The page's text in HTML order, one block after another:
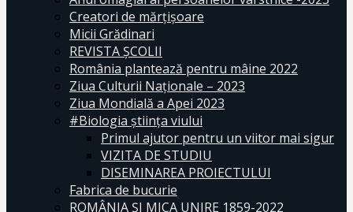
Creatori de mărțișoare
Micii Grădinari
REVISTA ŞCOLII
România plantează pentru mâine 2022
Ziua Culturii Naționale – 2023
Ziua Mondială a Apei 2023
#Biologia știința viului
Primul ajutor pentru un viitor mai sigur
VIZITA DE STUDIU
DISEMINAREA PROIECTULUI
Fabrica de bucurie
ROMÂNIA ŞI MICA UNIRE 1859-2022